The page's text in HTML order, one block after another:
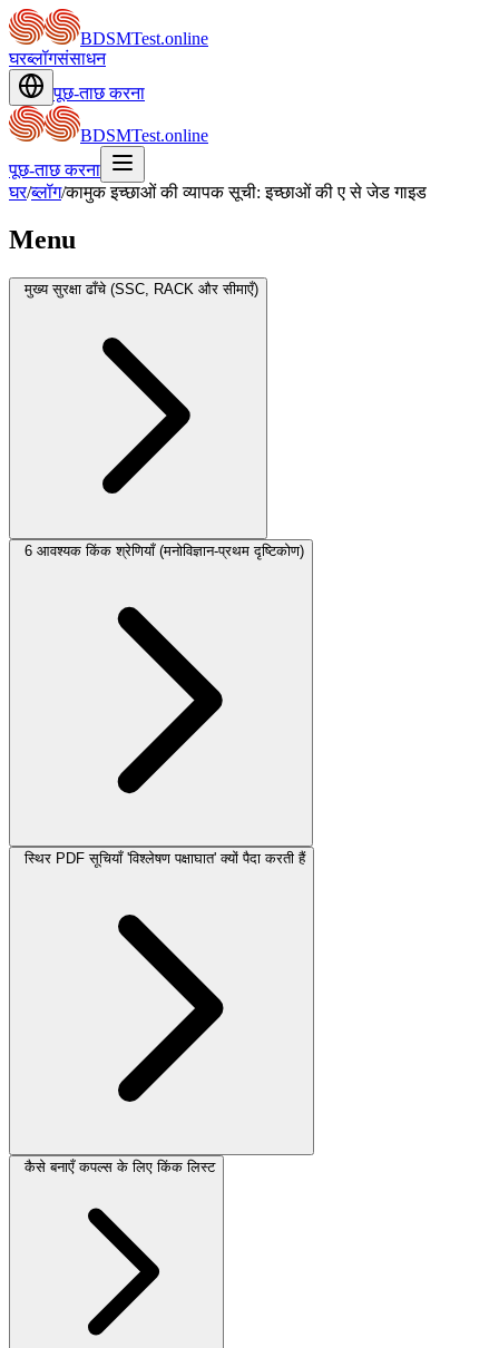
BDSMTest.online
घरब्लॉगसंसाधन
पूछ-ताछ करना
BDSMTest.online
पूछ-ताछ करना
घर/ब्लॉग/कामुक इच्छाओं की व्यापक सूची: इच्छाओं की ए से जेड गाइड
Menu
मुख्य सुरक्षा ढाँचे (SSC, RACK और सीमाएँ)
6 आवश्यक किंक श्रेणियाँ (मनोविज्ञान-प्रथम दृष्टिकोण)
स्थिर PDF सूचियाँ 'विश्लेषण पक्षाघात' क्यों पैदा करती हैं
कैसे बनाएँ कपल्स के लिए किंक लिस्ट